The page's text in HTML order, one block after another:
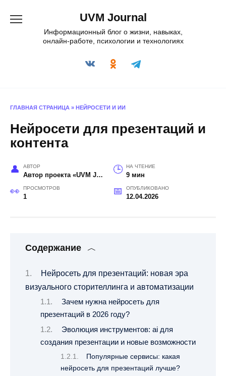
содержанию
UVM Journal
Информационный блог о жизни, навыках,
онлайн-работе, психологии и технологиях
ГЛАВНАЯ СТРАНИЦА » НЕЙРОСЕТИ И ИИ
Нейросети для презентаций и
контента
АВТОР
Автор проекта «UVM Journal»
НА ЧТЕНИЕ
9 мин
ПРОСМОТРОВ
1
ОПУБЛИКОВАНО
12.04.2026
Содержание
Нейросеть для презентаций: новая эра
визуального сторителлинга и автоматизации
Зачем нужна нейросеть для
презентаций в 2026 году?
Эволюция инструментов: ai для
создания презентации и новые возможности
Популярные сервисы: какая
нейросеть для презентаций лучше?